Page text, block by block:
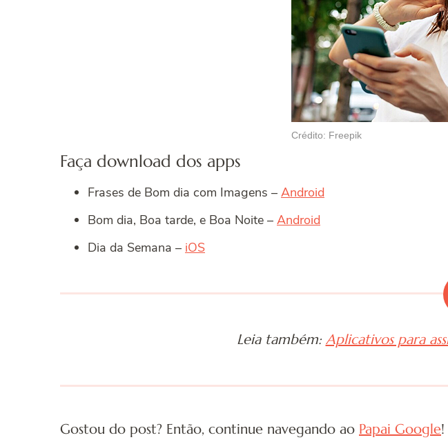
Crédito: Freepik
Faça download dos apps
Frases de Bom dia com Imagens – Android
Bom dia, Boa tarde, e Boa Noite – Android
Dia da Semana – iOS
Leia também: Aplicativos para
Gostou do post? Então, continue navegando ao Papai Google!